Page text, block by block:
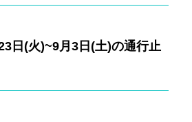
日(火)~9月3日(土)の通行止